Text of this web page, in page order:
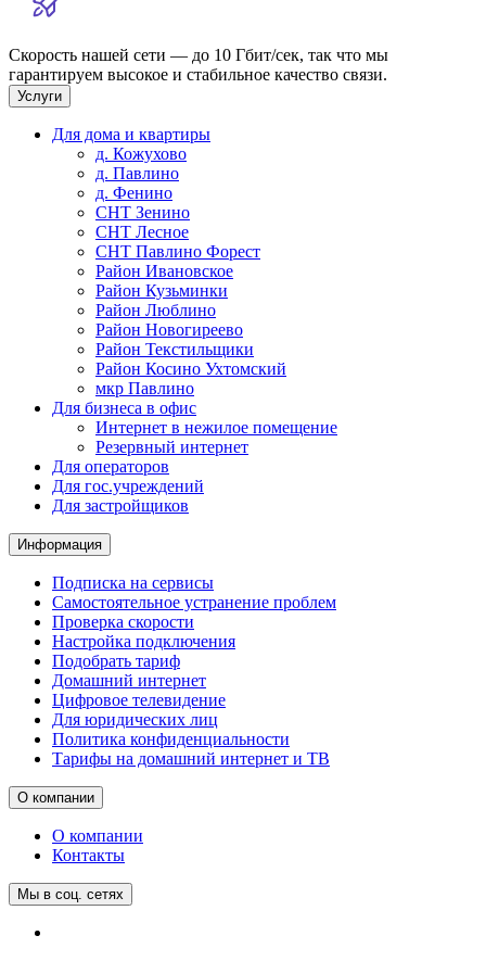
Скорость нашей сети — до 10 Гбит/сек, так что мы
гарантируем высокое и стабильное качество связи.
Услуги
Для дома и квартиры
д. Кожухово
д. Павлино
д. Фенино
СНТ Зенино
СНТ Лесное
СНТ Павлино Форест
Район Ивановское
Район Кузьминки
Район Люблино
Район Новогиреево
Район Текстильщики
Район Косино Ухтомский
мкр Павлино
Для бизнеса в офис
Интернет в нежилое помещение
Резервный интернет
Для операторов
Для гос.учреждений
Для застройщиков
Информация
Подписка на сервисы
Самостоятельное устранение проблем
Проверка скорости
Настройка подключения
Подобрать тариф
Домашний интернет
Цифровое телевидение
Для юридических лиц
Политика конфиденциальности
Тарифы на домашний интернет и ТВ
О компании
О компании
Контакты
Мы в соц. сетях